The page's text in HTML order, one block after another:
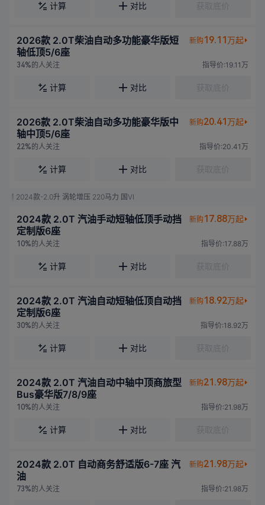
计算 对比
2026款 2.0T柴油自动多功能豪华版短
轴低顶5/6座
新购 19.11 万起
34%的人关注 指导价:19.11万
计算 对比
2026款 2.0T柴油自动多功能豪华版中
轴中顶5/6座
新购20.41 万起
22%的人关注 指导价:20.41万
计算 对比
2024款-2.0升 涡轮增压 220马力 国VI
2024款 2.0T 汽油手动短轴低顶手动挡
定制版6座
新购 17.88万起
10%的人关注 指导价:17.88万
计算 对比
2024款 2.0T 汽油自动短轴低顶自动挡
定制版6座
新购 18.92万起
30%的人关注 指导价:18.92万
计算 对比
2024款 2.0T 汽油自动中轴中顶商旅型
Bus豪华版7/8/9座
新购21.98万起
10%的人关注 指导价:21.98万
计算 对比
2024款 2.0T 自动商务舒适版6-7座 汽
油
新购21.98万起
73%的人关注 指导价:21.98万